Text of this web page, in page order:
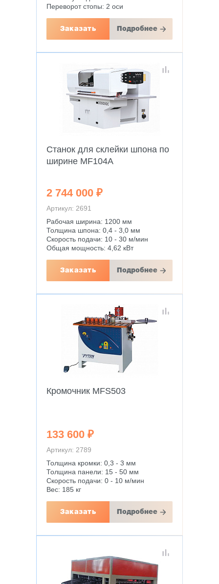
Переворот стопы: 2 оси
Заказать Подробнее
Станок для склейки шпона по
ширине MF104A
2 744 000 ₽
Артикул: 2691
Рабочая ширина: 1200 мм
Толщина шпона: 0,4 - 3,0 мм
Скорость подачи: 10 - 30 м/мин
Общая мощность: 4,62 кВт
Заказать Подробнее
Кромочник MFS503
133 600 ₽
Артикул: 2789
Толщина кромки: 0,3 - 3 мм
Толщина панели: 15 - 50 мм
Скорость подачи: 0 - 10 м/мин
Вес: 185 кг
Заказать Подробнее